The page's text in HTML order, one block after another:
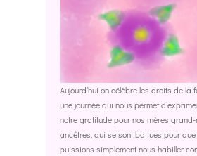
Aujourd’hui on célèbre les droits de la
une journée qui nous permet
notre gratitude pour nos mères grand-
ancêtres, qui se sont battues pour que
puissions simplement nous habiller